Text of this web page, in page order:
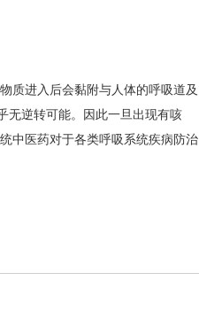
进入后会黏附与人体的呼吸道及
无逆转可能。因此一旦出现有咳
中医药对于各类呼吸系统疾病防治